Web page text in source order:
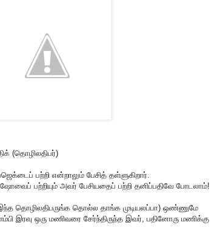
(தொழிலதிபர்)
பற்றி என்றாலும் பேசித் தள்ளுகிறார்.
பற்றியும் அவர் பேசியதைப் பற்றி தனிப்பதிவே போடலாம்!
இந்த தொழிலதிபருங்க தொல்ல தாங்க முடியலப்பா) ஒண்ணுமே
இரவு ஒரு மணிவரை சேர்ந்திருந்த இவர், பதினோரு மணிக்கு